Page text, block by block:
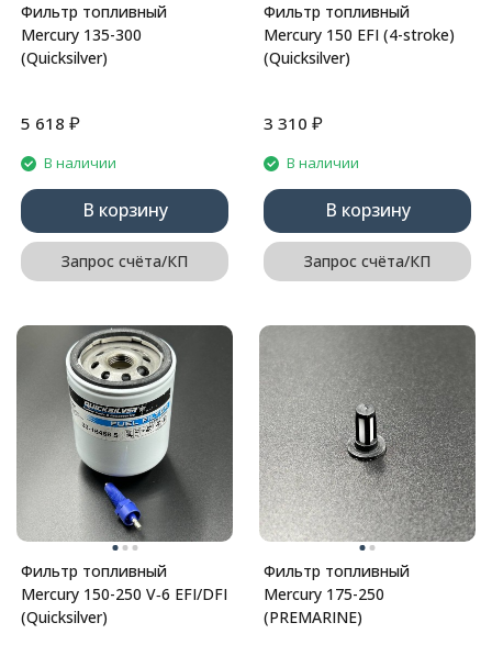
Фильтр топливный
Mercury 135-300
(Quicksilver)
5 618 ₽
В наличии
В корзину
Запрос счёта/КП
Фильтр топливный
Mercury 150 EFI (4-stroke)
(Quicksilver)
3 310 ₽
В наличии
В корзину
Запрос счёта/КП
Фильтр топливный
Mercury 150-250 V‑6 EFI/DFI
(Quicksilver)
Фильтр топливный
Mercury 175-250
(PREMARINE)